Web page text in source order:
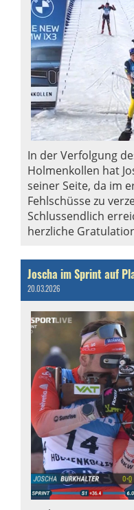
In der Verfolgung
Holmenkollen hat
seiner Seite, da im
Fehlschüsse zu
Schlussendlich
herzliche
Joscha im Sprint auf
20.03.2026